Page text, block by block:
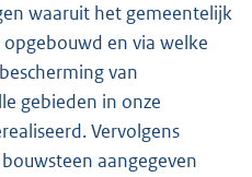
waaruit het gemeentelijk
en via welke
van
gebieden in onze
Vervolgens
aangegeven